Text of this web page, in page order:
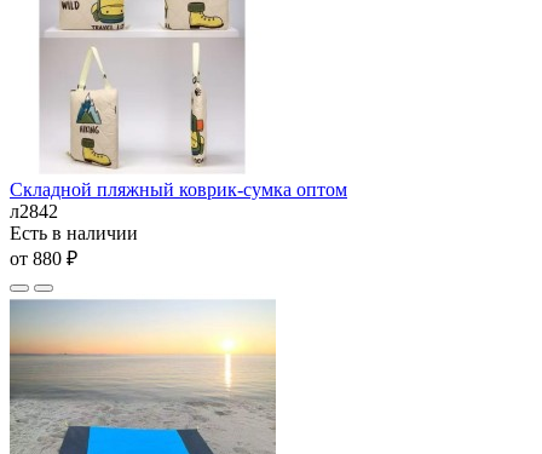
Складной пляжный коврик-сумка оптом
л2842
Есть в наличии
от 880 ₽